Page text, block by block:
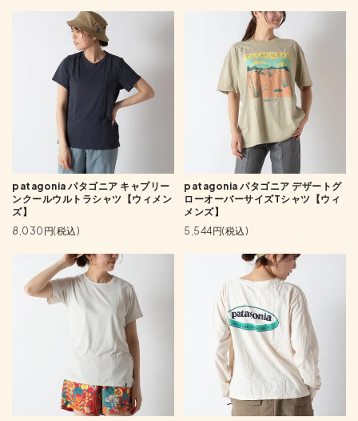
patagonia パタゴニア キャプリー
ンクールウルトラシャツ【ウィメン
ズ】
8,030円(税込)
patagonia パタゴニア デザートグ
ローオーバーサイズTシャツ【ウィ
メンズ】
5,544円(税込)